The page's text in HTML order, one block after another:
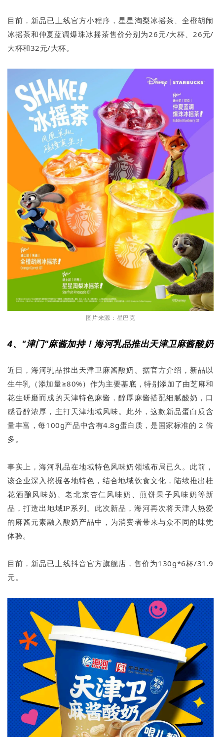
目前，新品已上线官方小程序，星星淘梨冰摇茶、全橙胡闹
冰摇茶和仲夏蓝调爆珠冰摇茶售价分别为26元/大杯、26元/
大杯和32元/大杯。
图片来源：星巴克
4、"津门"麻酱加持！海河乳品推出天津卫麻酱酸奶
近日，海河乳品推出天津卫麻酱酸奶。据官方介绍，新品以
生牛乳（添加量≥80%）作为主要基底，特别添加了由芝麻和
花生研磨而成的天津特色麻酱，醇厚麻酱搭配细腻酸奶，口
感香醇浓厚，主打天津地域风味。此外，这款新品蛋白质含
量丰富，每100g产品中含有4.8g蛋白质，是国家标准的 2 倍
多。
事实上，海河乳品在地域特色风味奶领域布局已久。此前，
该企业深入挖掘各地特色，结合地域饮食文化，陆续推出桂
花酒酿风味奶、老北京杏仁风味奶、煎饼果子风味奶等新
品，打造出地域IP系列。此次新品，海河再次将天津人热爱
的麻酱元素融入酸奶产品中，为消费者带来与众不同的味觉
体验。
目前，新品已上线抖音官方旗舰店，售价为130g*6杯/31.9
元。